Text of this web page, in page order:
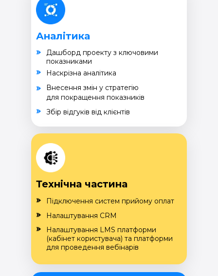
Аналітика
Дашборд проекту з ключовими
показниками
Внесення змін у стратегію
для покращення показників
Збір відгуків від клієнтів
Наскрізна аналітика
Технічна частина
Підключення систем прийому оплат
Налаштування LMS платформи
(кабінет користувача) та платформи
для проведення вебінарів
Налаштування CRM